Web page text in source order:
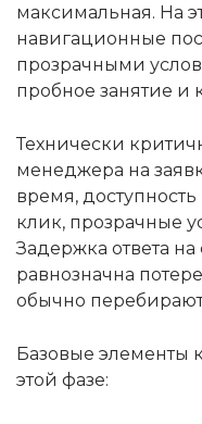
максимальная. На
навигационные
прозрачными
пробное занятие и
Технически
менеджера на
время,
клик, прозрачные
Задержка ответа
равнозначна
обычно
Базовые элементы
этой фазе: